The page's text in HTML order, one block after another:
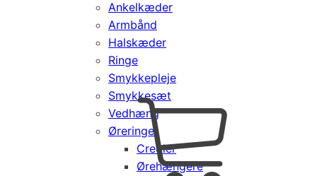
Ankelkæder
Armbånd
Halskæder
Ringe
Smykkepleje
Smykkesæt
Vedhæng
Øreringe
Creoler
Ørehængere
Products